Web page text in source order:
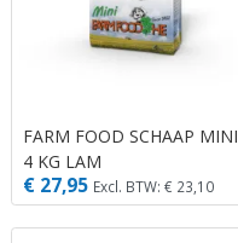
FARM FOOD SCHAAP MINI
4 KG LAM
€ 27,95 Excl. BTW: € 23,10